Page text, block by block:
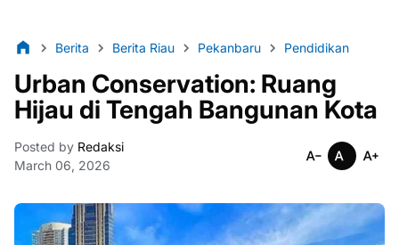
Berita Berita Riau Pekanbaru Pendidikan
Urban Conservation: Ruang
Hijau di Tengah Bangunan Kota
Posted by Redaksi
March 06, 2026